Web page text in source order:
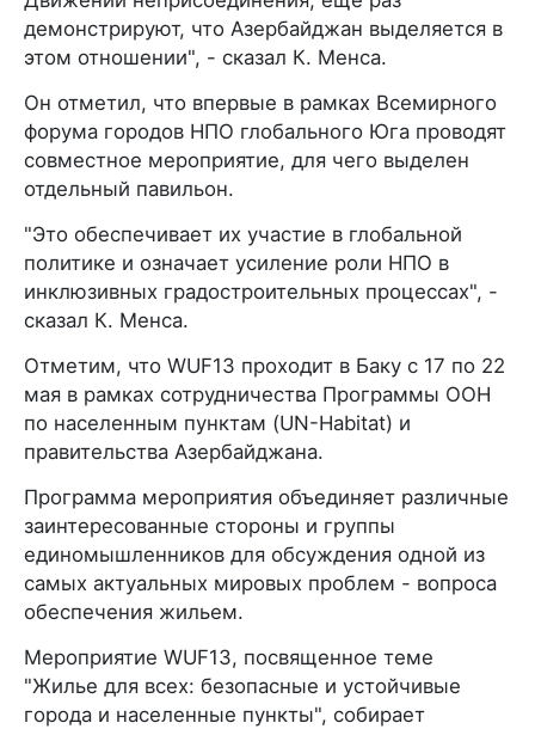
демонстрируют, что Азербайджан выделяется в
этом отношении", - сказал К. Менса.
Он отметил, что впервые в рамках Всемирного
форума городов НПО глобального Юга проводят
совместное мероприятие, для чего выделен
отдельный павильон.
"Это обеспечивает их участие в глобальной
политике и означает усиление роли НПО в
инклюзивных градостроительных процессах", -
сказал К. Менса.
Отметим, что WUF13 проходит в Баку с 17 по 22
мая в рамках сотрудничества Программы ООН
по населенным пунктам (UN-Habitat) и
правительства Азербайджана.
Программа мероприятия объединяет различные
заинтересованные стороны и группы
единомышленников для обсуждения одной из
самых актуальных мировых проблем - вопроса
обеспечения жильем.
Мероприятие WUF13, посвященное теме
"Жилье для всех: безопасные и устойчивые
города и населенные пункты", собирает